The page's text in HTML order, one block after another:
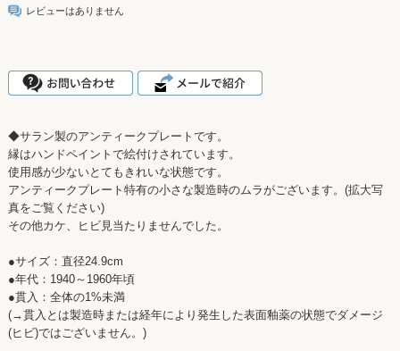
レビューはありません
◆サラン製のアンティークプレートです。
縁はハンドペイントで絵付けされています。
使用感が少ないとてもきれいな状態です。
アンティークプレート特有の小さな製造時のムラがございます。(拡大写
真をご覧ください)
その他カケ、ヒビ見当たりませんでした。
●サイズ：直径24.9cm
●年代：1940～1960年頃
●貫入：全体の1%未満
(→貫入とは製造時または経年により発生した表面釉薬の状態でダメージ
(ヒビ)ではございません。)